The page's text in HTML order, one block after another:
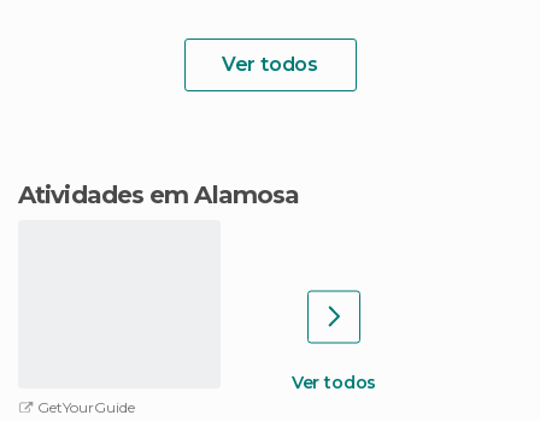
Ver todos
Atividades em Alamosa
GetYourGuide
Ver todos